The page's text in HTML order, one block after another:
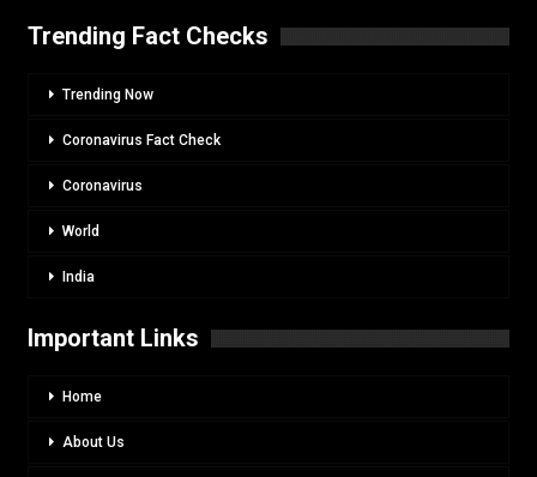
Trending Fact Checks
Trending Now
Coronavirus Fact Check
Coronavirus
World
India
Important Links
Home
About Us